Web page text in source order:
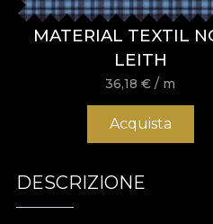
MATERIAL TEXTIL
LEITH
36,18€ / m
Acquista
DESCRIZIONE